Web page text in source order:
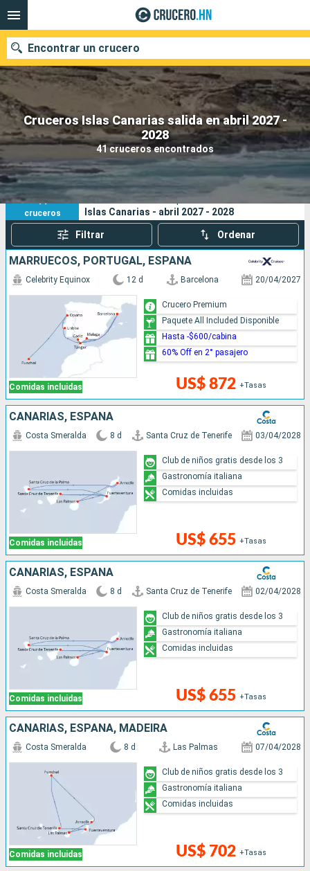
Cruceros Islas Canarias salida en abril 2027 -
2028
41 cruceros encontrados
Encontrar un crucero
Nuestros destinos
Fecha de salida
Puertos Compañías
Buscar
41
cruceros
Sus criterios de búsqueda:
Islas Canarias - abril 2027 - 2028
Filtrar Ordenar
MARRUECOS, PORTUGAL, ESPAÑA
Comidas incluidas
Celebrity Equinox 12 d Barcelona 20/04/2027
US$ 872 +Tasas
Crucero Premium
Paquete All Included Disponible
Hasta -$600/cabina
60% Off en 2° pasajero
CANARIAS, ESPAÑA
Comidas incluidas
Costa Smeralda 8 d Santa Cruz de Tenerife 03/04/2028
US$ 655 +Tasas
Club de niños gratis desde los 3
Gastronomía italiana
Comidas incluidas
CANARIAS, ESPAÑA
Comidas incluidas
Costa Smeralda 8 d Santa Cruz de Tenerife 02/04/2028
US$ 655 +Tasas
Club de niños gratis desde los 3
Gastronomía italiana
Comidas incluidas
CANARIAS, ESPAÑA, MADEIRA
Comidas incluidas
Costa Smeralda 8 d Las Palmas 07/04/2028
US$ 702 +Tasas
Club de niños gratis desde los 3
Gastronomía italiana
Comidas incluidas